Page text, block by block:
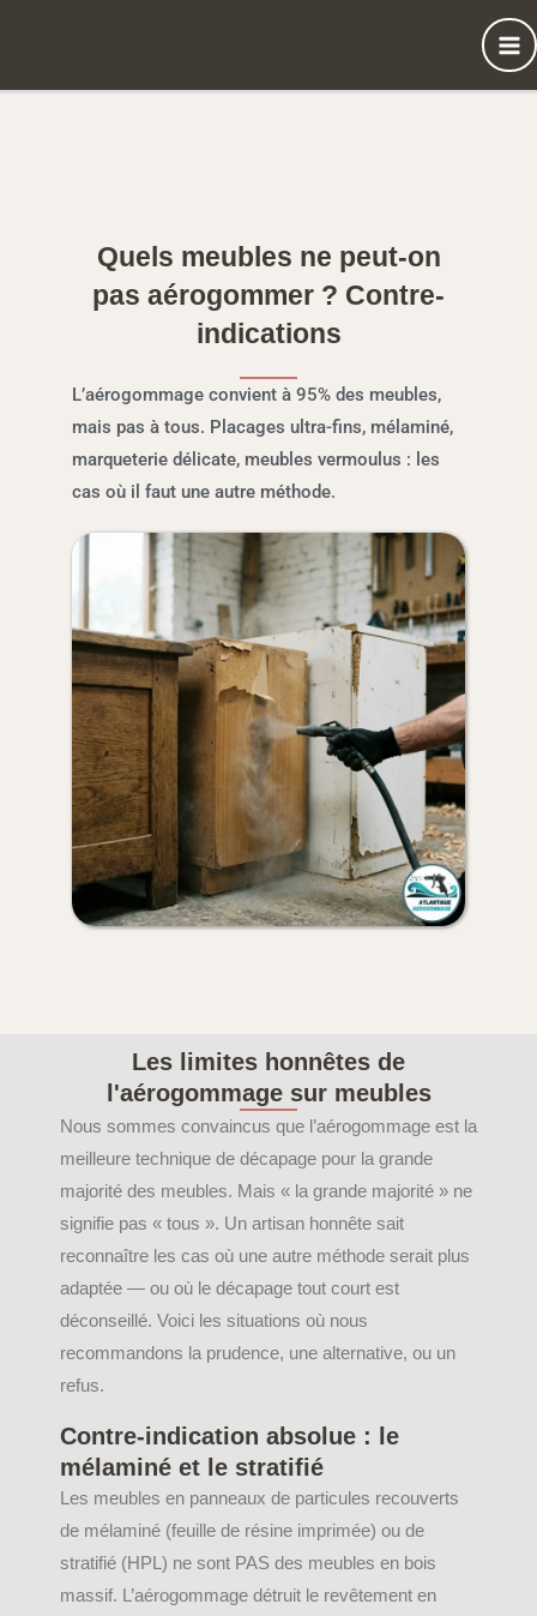
Quels meubles ne peut-on
pas aérogommer ? Contre-
indications
L’aérogommage convient à 95% des meubles,
mais pas à tous. Placages ultra-fins, mélaminé,
marqueterie délicate, meubles vermoulus : les
cas où il faut une autre méthode.
Les limites honnêtes de
l'aérogommage sur meubles
Nous sommes convaincus que l’aérogommage est la
meilleure technique de décapage pour la grande
majorité des meubles. Mais « la grande majorité » ne
signifie pas « tous ». Un artisan honnête sait
reconnaître les cas où une autre méthode serait plus
adaptée — ou où le décapage tout court est
déconseillé. Voici les situations où nous
recommandons la prudence, une alternative, ou un
refus.
Contre-indication absolue : le
mélaminé et le stratifié
Les meubles en panneaux de particules recouverts
de mélaminé (feuille de résine imprimée) ou de
stratifié (HPL) ne sont PAS des meubles en bois
massif. L’aérogommage détruit le revêtement en